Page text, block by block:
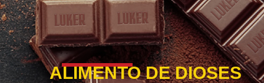
ALIMENTO DE DIOSES